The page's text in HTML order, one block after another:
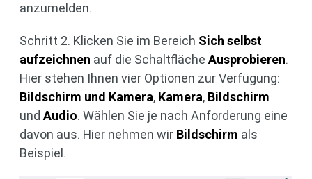
anzumelden.
Schritt 2. Klicken Sie im Bereich Sich selbst
aufzeichnen auf die SchaltflächeAusprobieren.
Hier stehen Ihnen vier Optionen zur Verfügung:
Bildschirm und Kamera, Kamera, Bildschirm
und Audio. Wählen Sie je nach Anforderung eine
davon aus. Hier nehmen wir Bildschirm als
Beispiel.